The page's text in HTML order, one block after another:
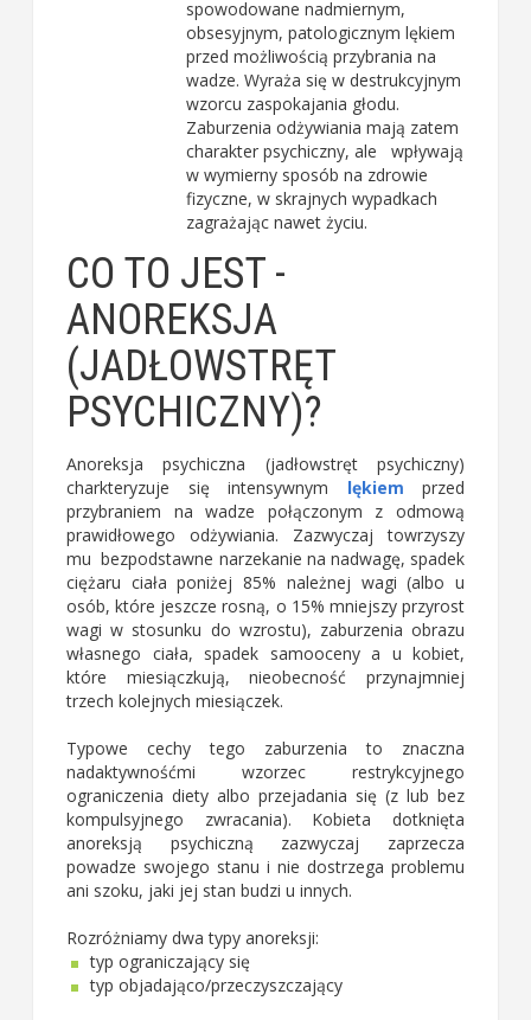
spowodowane nadmiernym,
obsesyjnym, patologicznym lękiem
przed możliwością przybrania na
wadze. Wyraża się w destrukcyjnym
wzorcu zaspokajania głodu.
Zaburzenia odżywiania mają zatem
charakter psychiczny, ale wpływają
w wymierny sposób na zdrowie
fizyczne, w skrajnych wypadkach
zagrażając nawet życiu.
CO TO JEST -
ANOREKSJA
(JADŁOWSTRĘT
PSYCHICZNY)?
Anoreksja psychiczna (jadłowstręt psychiczny)
charkteryzuje się intensywnym lękiem przed
przybraniem na wadze połączonym z odmową
prawidłowego odżywiania. Zazwyczaj towrzyszy
mu bezpodstawne narzekanie na nadwagę, spadek
ciężaru ciała poniżej 85% należnej wagi (albo u
osób, które jeszcze rosną, o 15% mniejszy przyrost
wagi w stosunku do wzrostu), zaburzenia obrazu
własnego ciała, spadek samooceny a u kobiet,
które miesiączkują, nieobecność przynajmniej
trzech kolejnych miesiączek.
Typowe cechy tego zaburzenia to znaczna
nadaktywnośćmi wzorzec restrykcyjnego
ograniczenia diety albo przejadania się (z lub bez
kompulsyjnego zwracania). Kobieta dotknięta
anoreksją psychiczną zazwyczaj zaprzecza
powadze swojego stanu i nie dostrzega problemu
ani szoku, jaki jej stan budzi u innych.
Rozróżniamy dwa typy anoreksji:
typ ograniczający się
typ objadająco/przeczyszczający